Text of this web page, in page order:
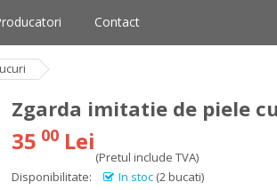
Contact
Zgarda imitatie de piele
35 00 Lei
(Pretul include TVA)
Disponibilitate:
In stoc (2 bucati)